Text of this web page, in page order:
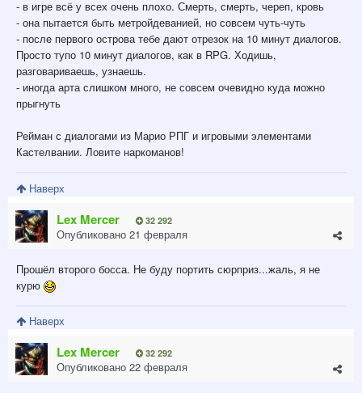
- в игре всё у всех очень плохо. Смерть, смерть, череп, кровь
- она пытается быть метройдеванией, но совсем чуть-чуть
- после первого острова тебе дают отрезок на 10 минут диалогов.
Просто тупо 10 минут диалогов, как в RPG. Ходишь,
разговариваешь, узнаешь.
- иногда арта слишком много, не совсем очевидно куда можно
прыгнуть
Рейман с диалогами из Марио РПГ и игровыми элементами
Кастелвании. Ловите наркоманов!
Наверх
Lex Mercer 32 292
Опубликовано 21 февраля
Прошёл второго босса. Не буду портить сюрприз...жаль, я не
курю
Наверх
Lex Mercer 32 292
Опубликовано 22 февраля